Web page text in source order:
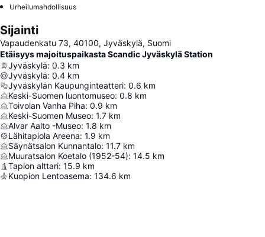
Urheilumahdollisuus
Sijainti
Vapaudenkatu 73, 40100, Jyväskylä, Suomi
Etäisyys majoituspaikasta Scandic Jyväskylä Station
Jyväskylä: 0.3 km
Jyväskylä: 0.4 km
Jyväskylän Kaupunginteatteri: 0.6 km
Keski-Suomen luontomuseo: 0.8 km
Toivolan Vanha Piha: 0.9 km
Keski-Suomen Museo: 1.7 km
Alvar Aalto -Museo: 1.8 km
Lähitapiola Areena: 1.9 km
Säynätsalon Kunnantalo: 11.7 km
Muuratsalon Koetalo (1952-54): 14.5 km
Tapion alttari: 15.9 km
Kuopion Lentoasema: 134.6 km